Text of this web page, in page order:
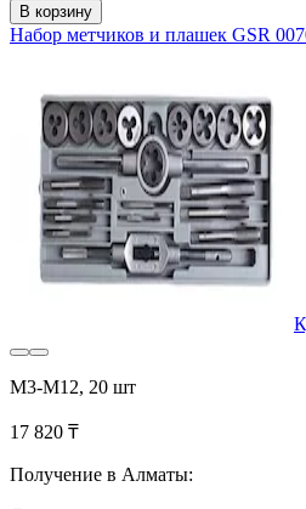
В корзину
Набор метчиков и плашек GSR
M3-M12, 20 шт
17 820 ₸
Получение в Алматы: